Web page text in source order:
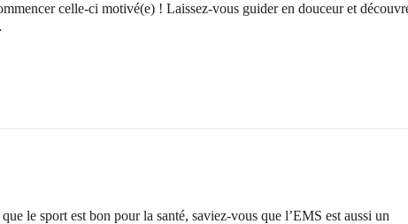
celle-ci motivé(e) ! Laissez-vous guider en douceur et
le sport est bon pour la santé, saviez-vous que l’EMS est aussi un